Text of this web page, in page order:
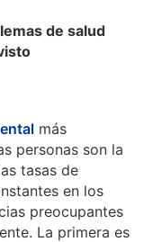
de salud
más
personas son la
tasas de
en los
preocupantes
La primera es